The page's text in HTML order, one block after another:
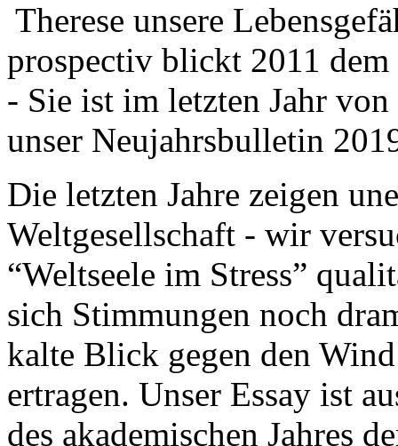
Therese unsere
prospectiv blickt 2011
- Sie ist im letzten Jahr
unser Neujahrsbulletin
Die letzten Jahre zeigen
Weltgesellschaft - wir
“Weltseele im Stress”
sich Stimmungen noch
kalte Blick gegen den
ertragen. Unser Essay ist
des akademischen Jahres